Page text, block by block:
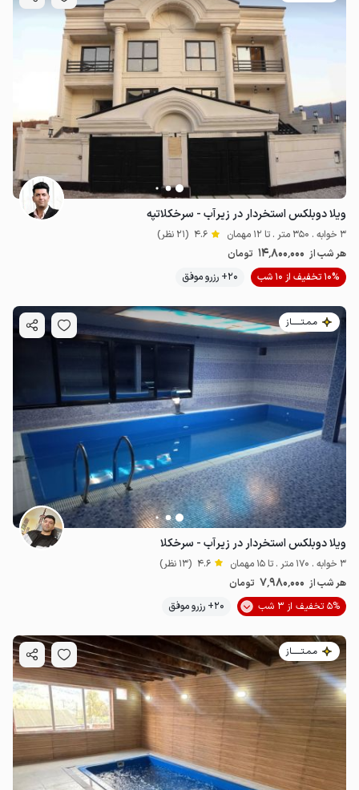
5میلیون ت 4.8
ویلا دوبلکس استخردار در زیرآب - سرخکلاتپه
3 خوابه . 350 متر . تا 12 مهمان 4.6 (21 نظر)
هر شب از 14٬800٬000 تومان
10% تخفیف از 10 شب
20+ رزرو موفق
مـمـتــــــاز
ویلا دوبلکس استخردار در زیرآب - سرخکلا
3 خوابه . 170 متر . تا 15 مهمان 4.6 (13 نظر)
هر شب از 7٬980٬000 تومان
5% تخفیف از 3 شب
20+ رزرو موفق
مـمـتــــــاز